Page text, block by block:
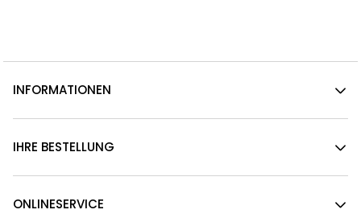
INFORMATIONEN
IHRE BESTELLUNG
ONLINESERVICE